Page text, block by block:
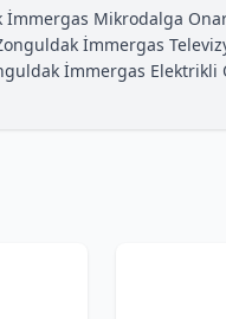
İmmergas Mikrodalga
İmmergas
İmmergas Elektrikli